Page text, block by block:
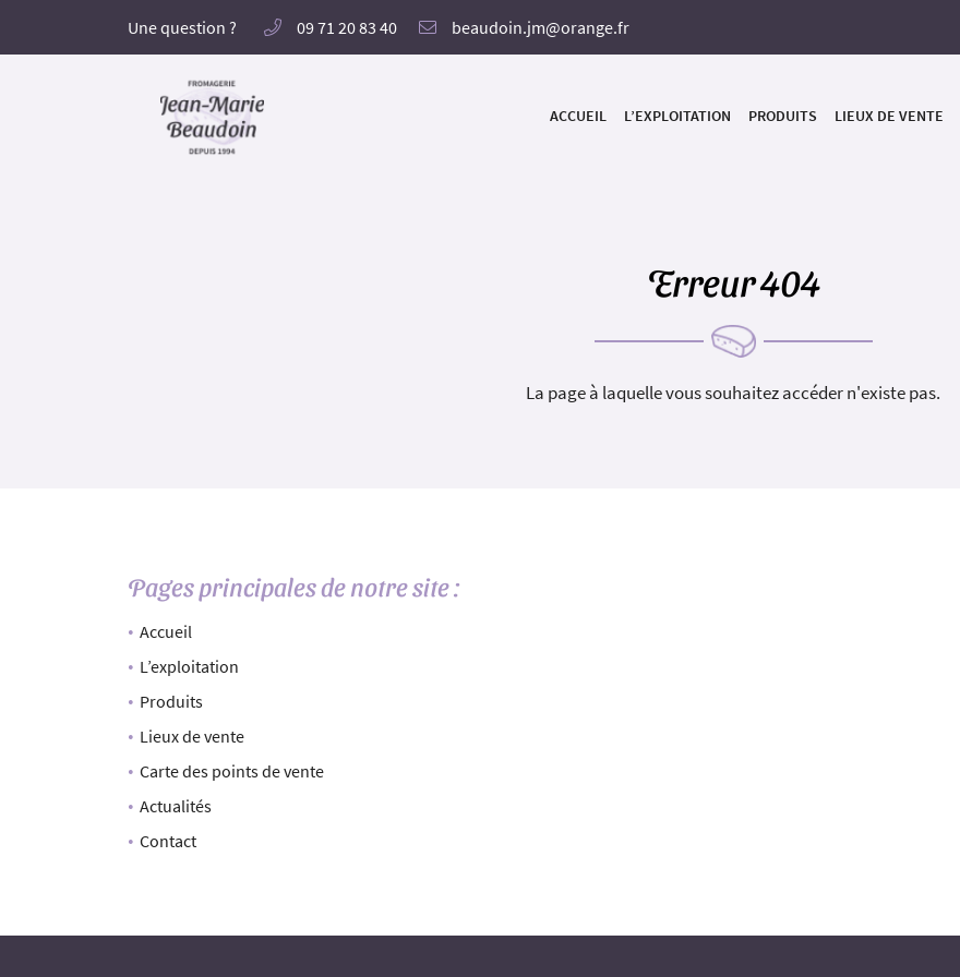
Une question ? 09 71 20 83 40
ACCUEIL L’EXPLOITATION PRODUITS LIEUX DE VENTE
Le Gd Chem. (Orsimont),
60650 Villers-sur-Auchy
En cochant cette case, vous consentez à recevoir nos propositions commerciales à l'adresse
de désinscription.
Erreur 404
La page à laquelle vous souhaitez accéder n'existe pas.
Pages principales de notre site :
Accueil
L’exploitation
Produits
Lieux de vente
Carte des points de vente
Actualités
Contact